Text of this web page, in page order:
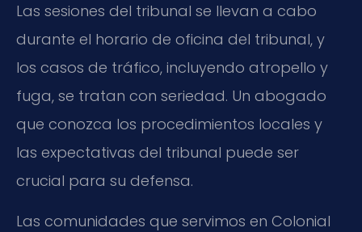
Las sesiones del tribunal se llevan a cabo
durante el horario de oficina del tribunal, y
los casos de tráfico, incluyendo atropello y
fuga, se tratan con seriedad. Un abogado
que conozca los procedimientos locales y
las expectativas del tribunal puede ser
crucial para su defensa.
Las comunidades que servimos en Colonial